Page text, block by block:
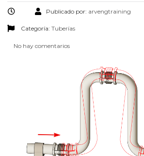
Publicado por: arvengtraining
Categoría: Tuberías
No hay comentarios